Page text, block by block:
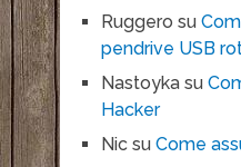
Ruggero su
pendrive USB
Nastoykasu
Hacker
Nicsu Come